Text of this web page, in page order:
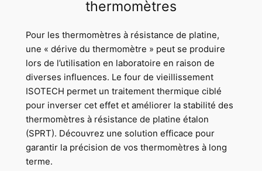
thermomètres
Pour les thermomètres à résistance de platine,
une « dérive du thermomètre » peut se produire
lors de l’utilisation en laboratoire en raison de
diverses influences. Le four de vieillissement
ISOTECH permet un traitement thermique ciblé
pour inverser cet effet et améliorer la stabilité des
thermomètres à résistance de platine étalon
(SPRT). Découvrez une solution efficace pour
garantir la précision de vos thermomètres à long
terme.